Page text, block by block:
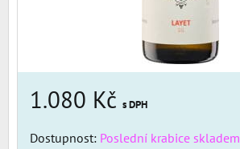
1.080 Kč s DPH
Dostupnost: Poslední krabice